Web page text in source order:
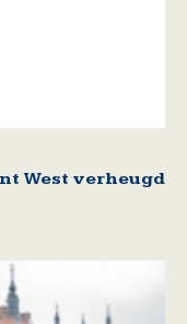
West verheugd